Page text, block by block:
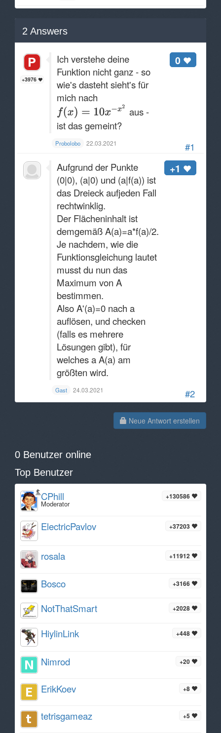
2 Answers
#1
+3976
0
Ich verstehe deine
Funktion nicht ganz - so
wie's dasteht sieht's für
mich nach
aus -
ist das gemeint?
Probolobo 22.03.2021
#2
+1
Aufgrund der Punkte
(0|0), (a|0) und (a|f(a)) ist
das Dreieck aufjeden Fall
rechtwinklig.
Der Flächeninhalt ist
demgemäß A(a)=a*f(a)/2.
Je nachdem, wie die
Funktionsgleichung lautet
musst du nun das
Maximum von A
bestimmen.
Also A'(a)=0 nach a
auflösen, und checken
(falls es mehrere
Lösungen gibt), für
welches a A(a) am
größten wird.
Gast 24.03.2021
Neue Antwort erstellen
0 Benutzer online
Top Benutzer
+130586
CPhill
Moderator
+37203
ElectricPavlov
+11912
rosala
+3166
Bosco
+2028
NotThatSmart
+448
HiylinLink
+20
Nimrod
+8
ErikKoev
+5
tetrisgameaz